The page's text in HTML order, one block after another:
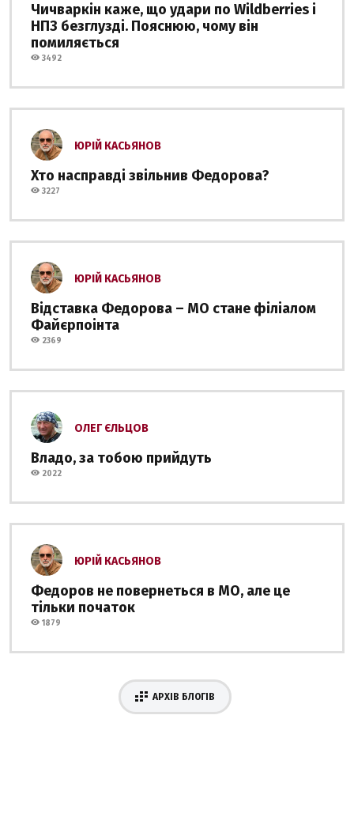
Чичваркін каже, що удари по Wildberries і
НПЗ безглузді. Пояснюю, чому він
помиляється
3492
ЮРІЙ КАСЬЯНОВ
Хто насправді звільнив Федорова?
3227
ЮРІЙ КАСЬЯНОВ
Відставка Федорова – МО стане філіалом
Файєрпоінта
2369
ОЛЕГ ЄЛЬЦОВ
Владо, за тобою прийдуть
2022
ЮРІЙ КАСЬЯНОВ
Федоров не повернеться в МО, але це
тільки початок
1879
АРХІВ БЛОГІВ